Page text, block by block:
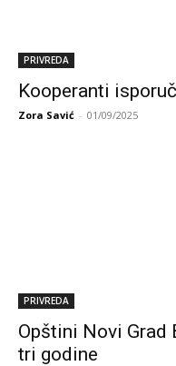
PRIVREDA
Kooperanti
Zora Savić - 01/09/2025
PRIVREDA
Opštini Novi Grad
tri godine